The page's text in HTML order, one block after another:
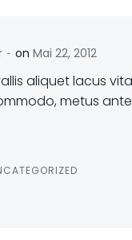
- on Mai 22, 2012
aliquet lacus
metus